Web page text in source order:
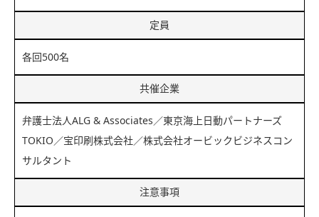
定員
各回500名
共催企業
弁護士法人ALG & Associates／東京海上日動パートナーズ
TOKIO／宝印刷株式会社／株式会社オービックビジネスコン
サルタント
注意事項